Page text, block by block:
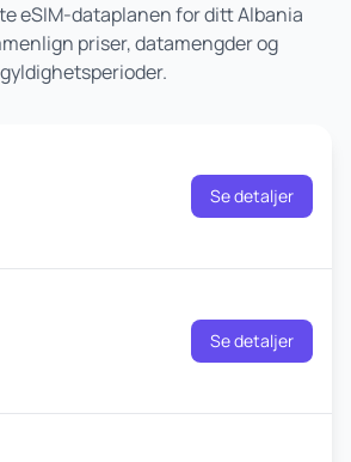
eSIM-dataplanen for ditt Albania
priser, datamengder og
gyldighetsperioder.
Se detaljer
Se detaljer